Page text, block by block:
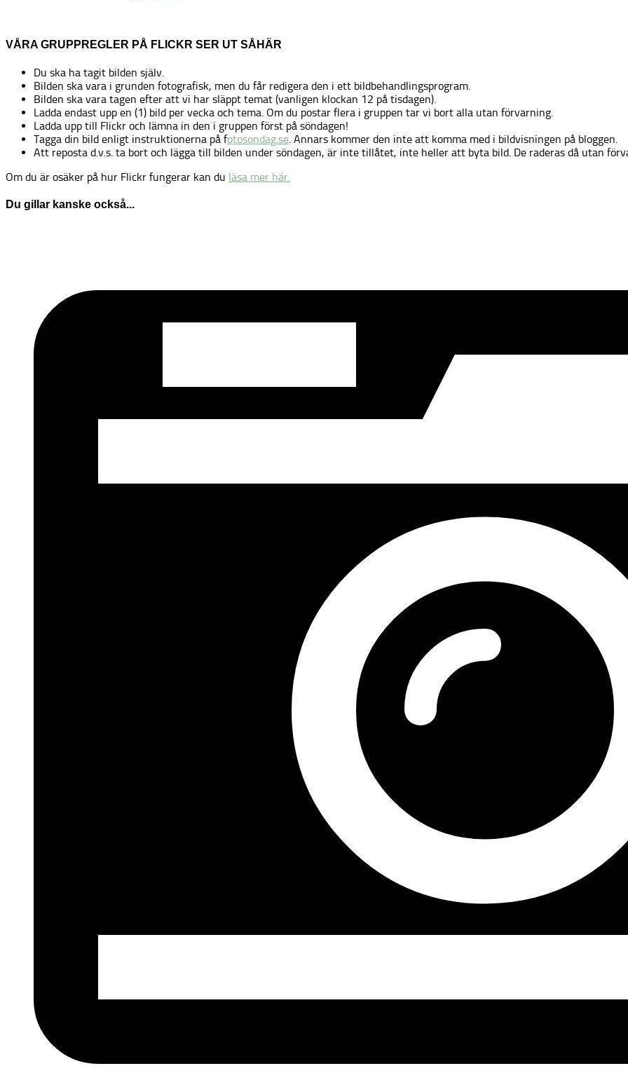
VÅRA GRUPPREGLER PÅ FLICKR SER UT SÅHÄR
Du ska ha tagit bilden själv.
Bilden ska vara i grunden fotografisk, men du får redigera den i ett bildbehandlingsprogram.
Bilden ska vara tagen efter att vi har släppt temat (vanligen klockan 12 på tisdagen).
Ladda endast upp en (1) bild per vecka och tema. Om du postar flera i gruppen tar vi bort alla utan förvarning.
Ladda upp till Flickr och lämna in den i gruppen först på söndagen!
Tagga din bild enligt instruktionerna på fotosondag.se. Annars kommer den inte att komma med i bildvisningen på bloggen.
Att reposta d.v.s. ta bort och lägga till bilden under söndagen, är inte tillåtet, inte heller att byta bild. De raderas då utan
Om du är osäker på hur Flickr fungerar kan du läsa mer här.
Du gillar kanske också...